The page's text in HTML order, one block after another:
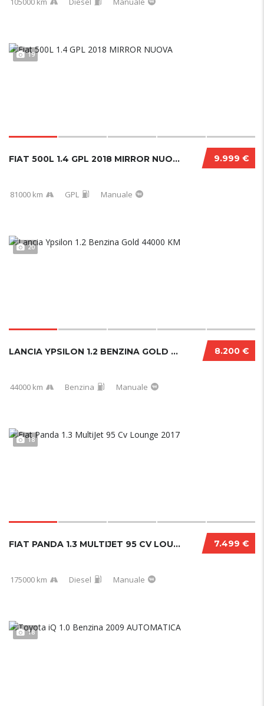
19
9.999 €
FIAT 500L 1.4 GPL 2018 MIRROR NUOVA
81000 km GPL Manuale
20
8.200 €
LANCIA YPSILON 1.2 BENZINA GOLD 44000 KM
44000 km Benzina Manuale
18
7.499 €
FIAT PANDA 1.3 MULTIJET 95 CV LOUNGE 2017
175000 km Diesel Manuale
18